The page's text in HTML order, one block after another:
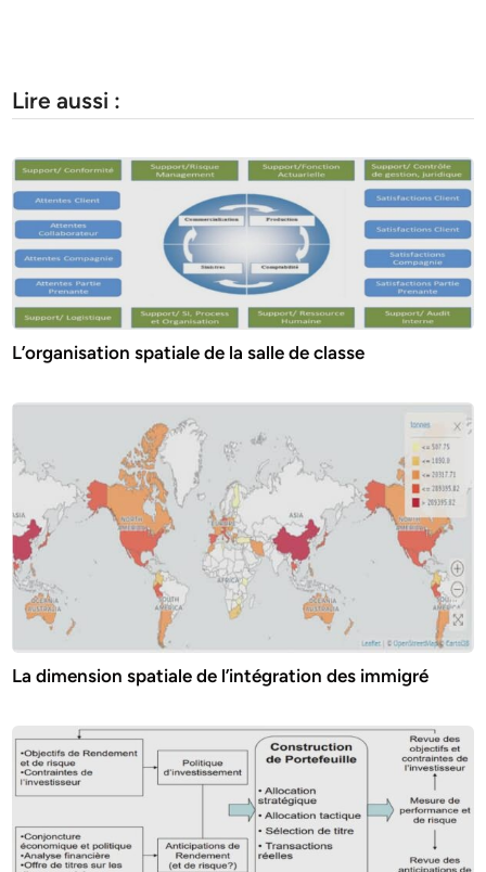
Lire aussi :
L’organisation spatiale de la salle de classe
La dimension spatiale de l’intégration des immigré